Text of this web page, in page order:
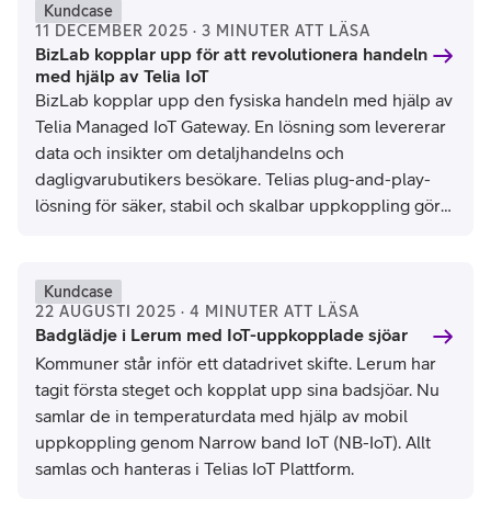
Kundcase
11 DECEMBER 2025 · 3 MINUTER ATT LÄSA
BizLab kopplar upp för att revolutionera handeln
med hjälp av Telia IoT
BizLab kopplar upp den fysiska handeln med hjälp av
Telia Managed IoT Gateway. En lösning som levererar
data och insikter om detaljhandelns och
dagligvarubutikers besökare. Telias plug-and-play-
lösning för säker, stabil och skalbar uppkoppling gör
Kundcase
22 AUGUSTI 2025 · 4 MINUTER ATT LÄSA
Badglädje i Lerum med IoT-uppkopplade sjöar
Kommuner står inför ett datadrivet skifte. Lerum har
tagit första steget och kopplat upp sina badsjöar. Nu
samlar de in temperaturdata med hjälp av mobil
uppkoppling genom Narrow band IoT (NB-IoT). Allt
samlas och hanteras i Telias IoT Plattform.